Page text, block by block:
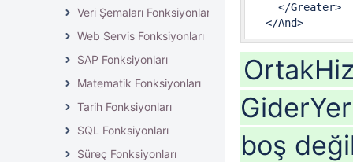
Veri Şemaları Fonksiyonları
Web Servis Fonksiyonları
SAP Fonksiyonları
Matematik Fonksiyonları
Tarih Fonksiyonları
SQL Fonksiyonları
Süreç Fonksiyonları
    </Greater>
  </And>
boş